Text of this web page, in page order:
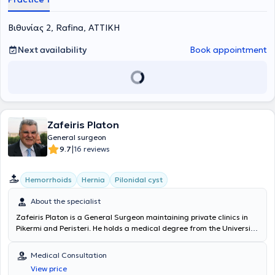
Βιθυνίας 2, Rafina, ΑΤΤΙΚΗ
Next availability
Book appointment
Zafeiris Platon
General surgeon
9.7|16 reviews
Hemorrhoids Hernia Pilonidal cyst
About the specialist
Zafeiris Platon is a General Surgeon maintaining private clinics in
Pikermi and Peristeri. He holds a medical degree from the Universita
General Surgery at the General Hospital of Athens "Evangelismos"
and within the Hellenic Police. He received training in Laparoscopic
Surgery, Proctologic Surgery, and laser applications at the
Medical Consultation
View price